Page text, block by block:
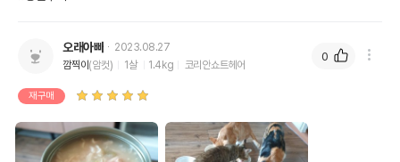
오래아빠
2023.08.27
깜찍이 (암컷) 1살 1.4kg 코리안쇼트헤어
재구매
0